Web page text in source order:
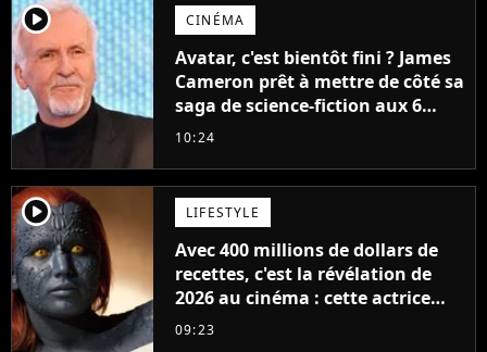
player2 CINÉMA
Avatar, c'est bientôt fini ? James
Cameron prêt à mettre de côté sa
saga de science-fiction aux 6
milliards de recettes
10:24
player2 LIFESTYLE
Avec 400 millions de dollars de
recettes, c'est la révélation de
2026 au cinéma : cette actrice
adorée prête à remplacer
09:23